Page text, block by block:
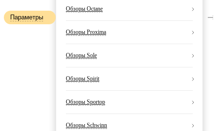
Параметры
Обзоры Octane
Обзоры Proxima
Обзоры Sole
Обзоры Spirit
Обзоры Sportop
Обзоры Schwinn